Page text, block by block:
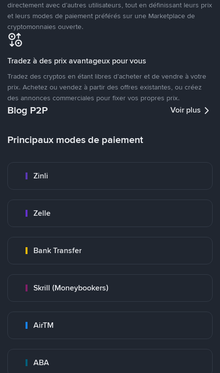
directement avec d’autres utilisateurs, tout en définissant leurs prix
et leurs modes de paiement préférés sur une Marketplace de
cryptomonnaies ouverte.
Tradez à des prix avantageux pour vous
Tradez des cryptos en étant libres d’acheter et de vendre à votre
prix. Achetez ou vendez à partir des offres existantes, ou créez
des annonces commerciales pour fixer vos propres prix.
Blog P2P Voir plus
Principaux modes de paiement
Zinli
Zelle
Bank Transfer
Skrill (Moneybookers)
AirTM
ABA